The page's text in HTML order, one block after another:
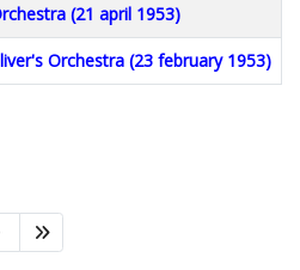
(21 april 1953)
Orchestra (23 february 1953)